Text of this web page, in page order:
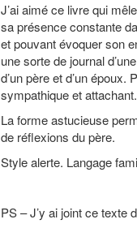
J’ai aimé ce livre qui
sa présence constante
et pouvant évoquer son
une sorte de journal
d’un père et d’un
sympathique et attachant.
La forme astucieuse
de réflexions du père.
Style alerte. Langage
J.
PS – J’y ai joint ce texte